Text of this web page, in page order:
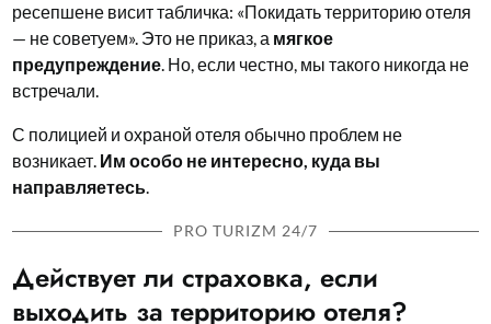
ресепшене висит табличка: «Покидать территорию отеля
— не советуем». Это не приказ, а мягкое
предупреждение. Но, если честно, мы такого никогда не
встречали.
С полицией и охраной отеля обычно проблем не
возникает. Им особо не интересно, куда вы
направляетесь.
PRO TURIZM 24/7
Действует ли страховка, если
выходить за территорию отеля?